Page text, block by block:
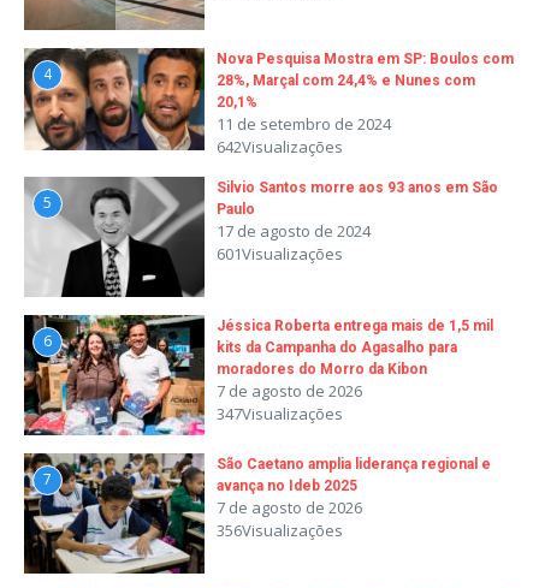
4
Nova Pesquisa Mostra em SP: Boulos com
28%, Marçal com 24,4% e Nunes com
20,1%
11 de setembro de 2024
642Visualizações
5
Silvio Santos morre aos 93 anos em São
Paulo
17 de agosto de 2024
601Visualizações
6
Jéssica Roberta entrega mais de 1,5 mil
kits da Campanha do Agasalho para
moradores do Morro da Kibon
7 de agosto de 2026
347Visualizações
7
São Caetano amplia liderança regional e
avança no Ideb 2025
7 de agosto de 2026
356Visualizações